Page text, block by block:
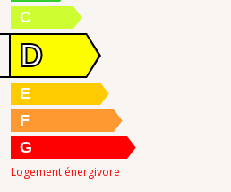
C
D
E
F
G
Logement énergivore